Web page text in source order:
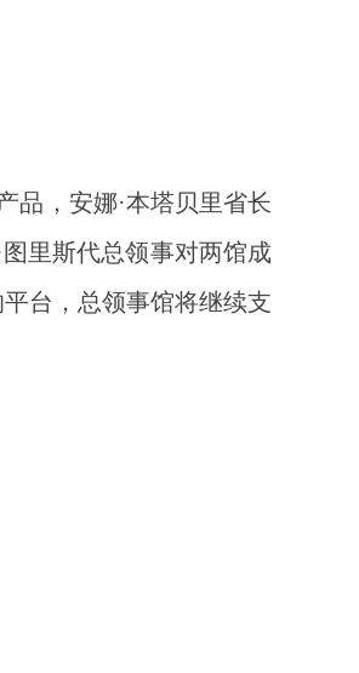
品，安娜·本塔贝里省长
里斯代总领事对两馆成
台，总领事馆将继续支